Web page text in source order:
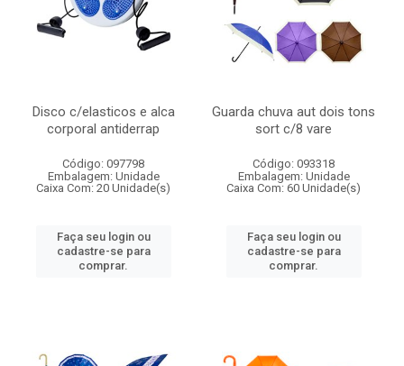
Disco c/elasticos e alca
corporal antiderrap
Código: 097798
Embalagem: Unidade
Caixa Com: 20 Unidade(s)
Faça seu login ou
cadastre-se para
comprar.
Guarda chuva aut dois tons
sort c/8 vare
Código: 093318
Embalagem: Unidade
Caixa Com: 60 Unidade(s)
Faça seu login ou
cadastre-se para
comprar.